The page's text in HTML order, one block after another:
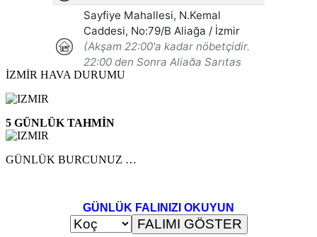
İZMİR HAVA DURUMU
5 GÜNLÜK TAHMİN
GÜNLÜK BURCUNUZ …
GÜNLÜK FALINIZI OKUYUN